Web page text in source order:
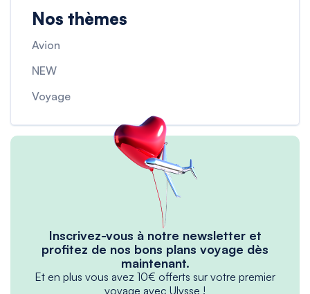
Nos thèmes
Avion
NEW
Voyage
Inscrivez-vous à notre newsletter et
profitez de nos bons plans voyage dès
maintenant.
Et en plus vous avez 10€ offerts sur votre premier
voyage avec Ulysse !